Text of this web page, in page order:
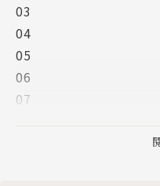
本名吳子雲，高雄市人。
一九七六年九月十日生於
如果可以的話，也希望死
著有《我們不結婚，好
唱歌》、《從開始到現
03
04
05
06
07